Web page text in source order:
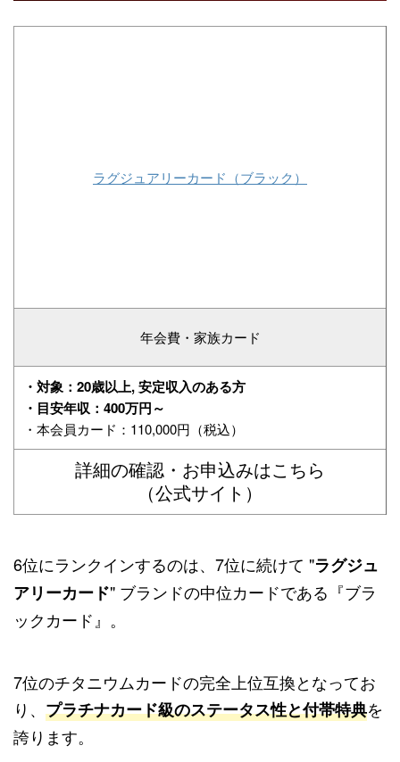
ラグジュアリーカード（ブラック）
年会費・家族カード
・対象：20歳以上, 安定収入のある方
・目安年収：400万円～
・本会員カード：110,000円（税込）
詳細の確認・お申込みはこちら
（公式サイト）
6位にランクインするのは、7位に続けて "ラグジュ
アリーカード" ブランドの中位カードである『ブラ
ックカード 』。
7位のチタニウムカードの完全上位互換となってお
り、 プラチナカード級のステータス性と付帯特典を
誇ります。